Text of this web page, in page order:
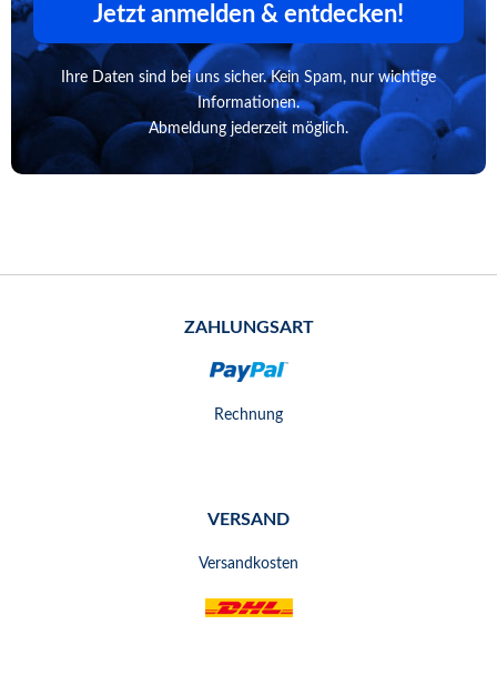
Jetzt anmelden & entdecken!
Ihre Daten sind bei uns sicher. Kein Spam, nur wichtige
Informationen.
Abmeldung jederzeit möglich.
ZAHLUNGSART
Rechnung
VERSAND
Versandkosten